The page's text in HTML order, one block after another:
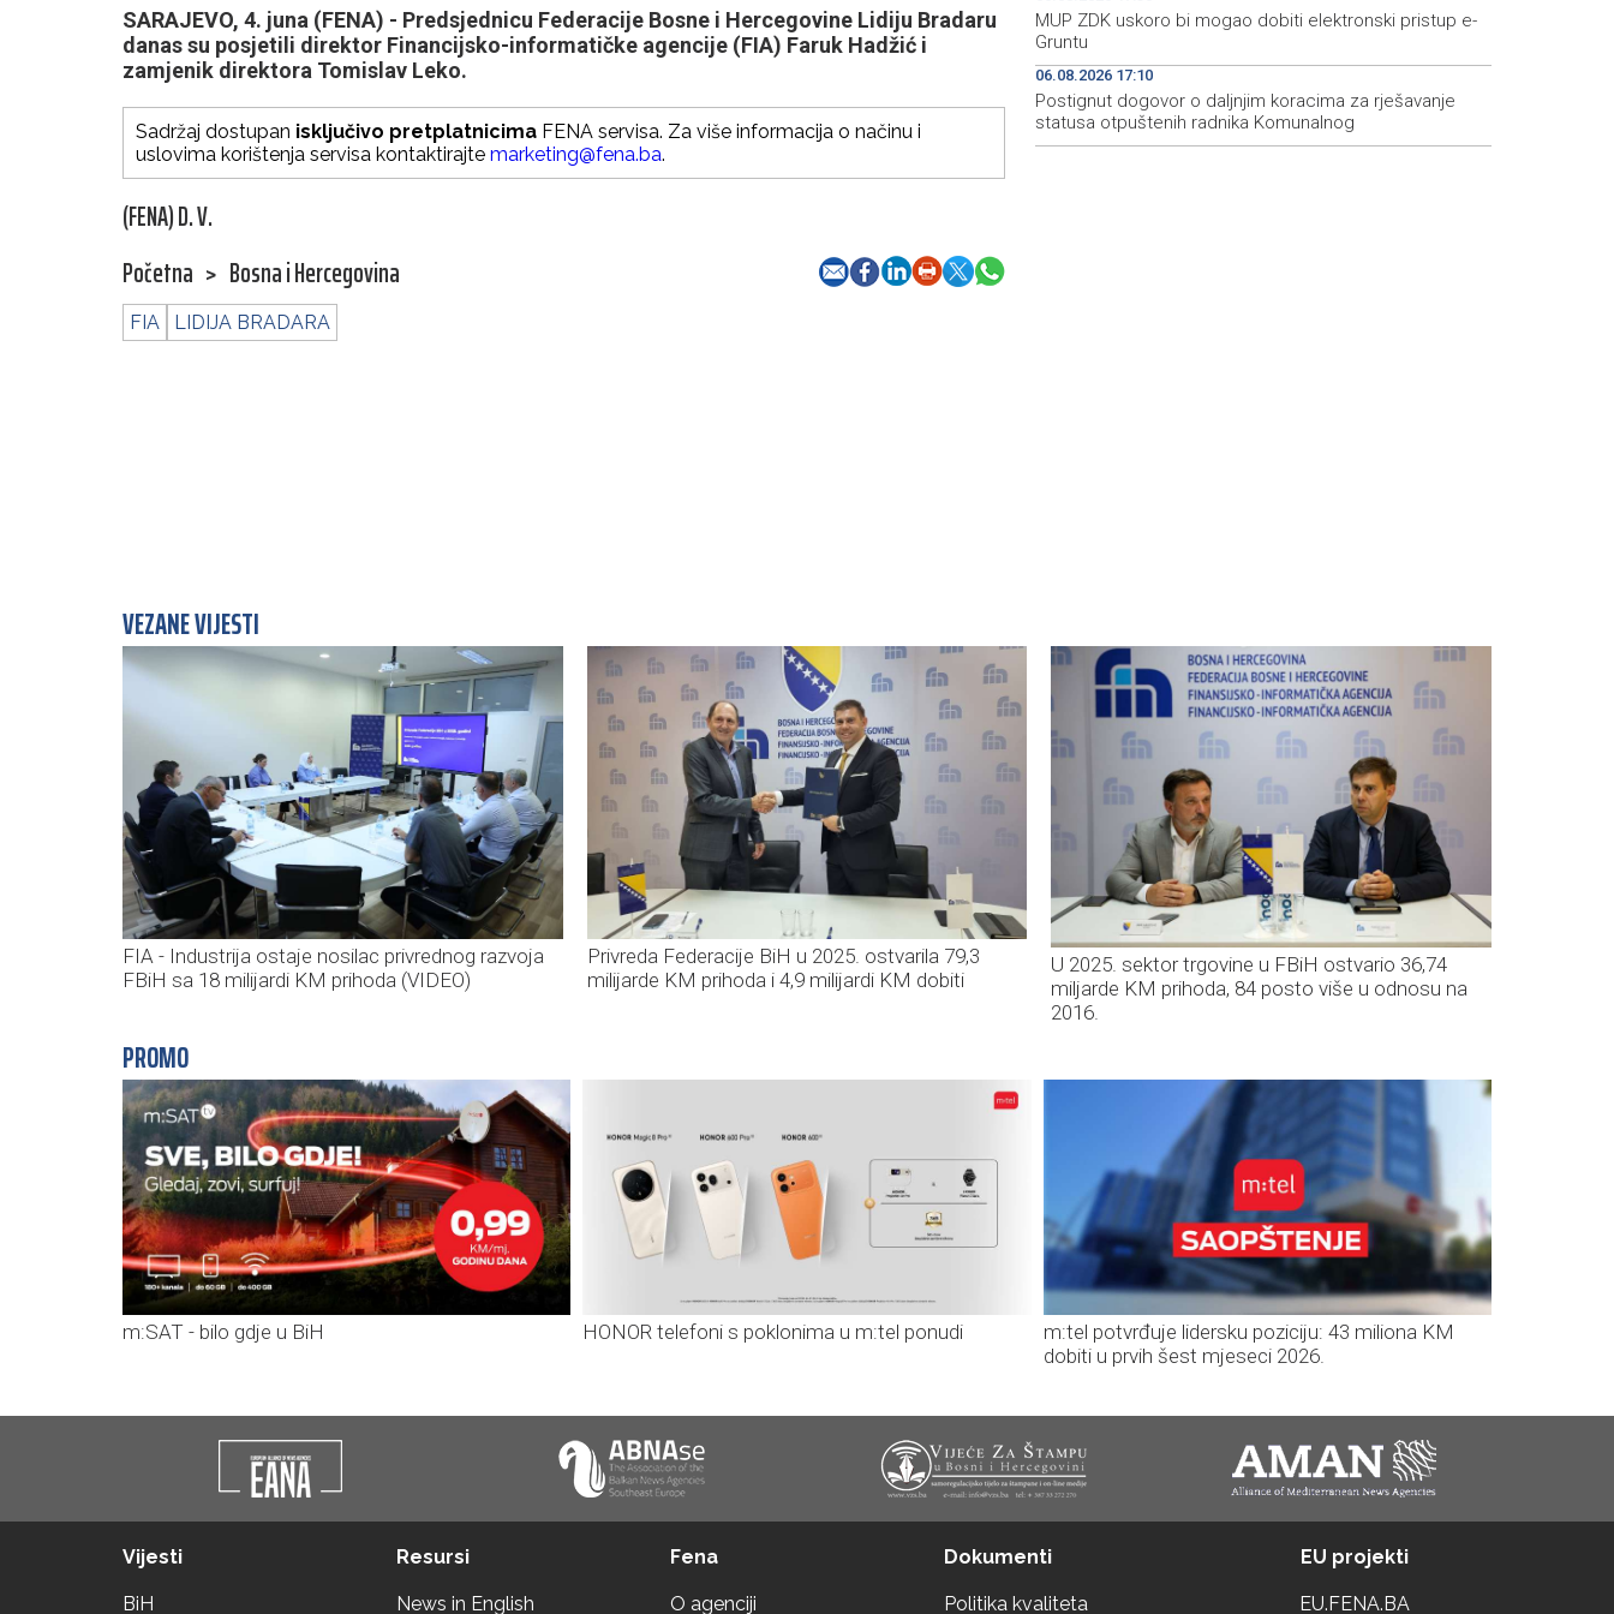
SARAJEVO, 4. juna (FENA) - Predsjednicu Federacije Bosne i Hercegovine Lidiju Bradaru
danas su posjetili direktor Financijsko-informatičke agencije (FIA) Faruk Hadžić i
zamjenik direktora Tomislav Leko.
Sadržaj dostupan isključivo pretplatnicima FENA servisa. Za više informacija o načinu i
uslovima korištenja servisa kontaktirajte marketing@fena.ba.
(FENA) D. V.
Početna > Bosna i Hercegovina
FIA LIDIJA BRADARA
MUP ZDK uskoro bi mogao dobiti elektronski pristup e-
Gruntu
06.08.2026 17:10
Postignut dogovor o daljnjim koracima za rješavanje
statusa otpuštenih radnika Komunalnog
VEZANE VIJESTI
FIA - Industrija ostaje nosilac privrednog razvoja
FBiH sa 18 milijardi KM prihoda (VIDEO)
Privreda Federacije BiH u 2025. ostvarila 79,3
milijarde KM prihoda i 4,9 milijardi KM dobiti
U 2025. sektor trgovine u FBiH ostvario 36,74
miljarde KM prihoda, 84 posto više u odnosu na
2016.
PROMO
m:SAT - bilo gdje u BiH HONOR telefoni s poklonima u m:tel ponudi
m:tel potvrđuje lidersku poziciju: 43 miliona KM
dobiti u prvih šest mjeseci 2026.
Vijesti
BiH
Resursi
News in English
Fena
O agenciji
Dokumenti
Politika kvaliteta
EU projekti
EU.FENA.BA